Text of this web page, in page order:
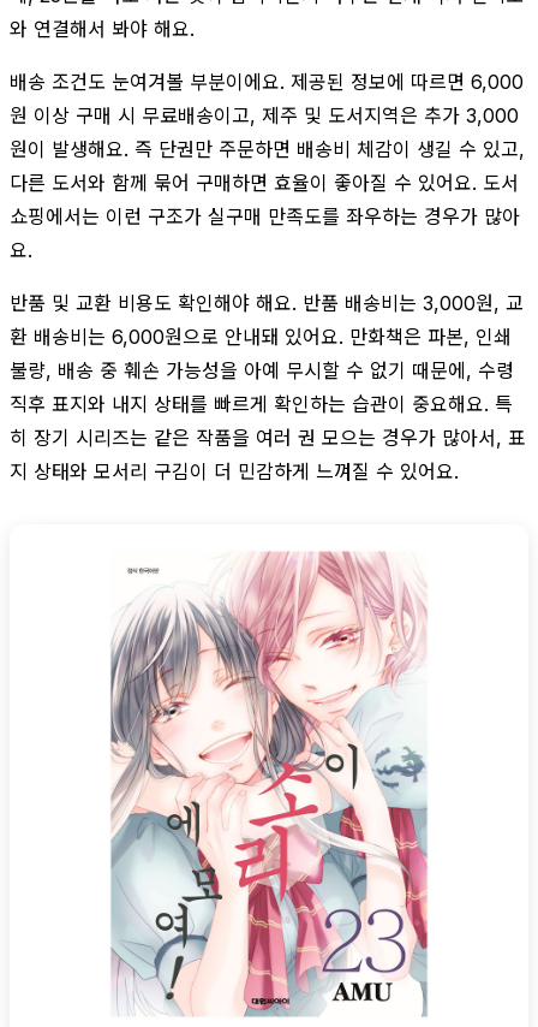
와 연결해서 봐야 해요.
배송 조건도 눈여겨볼 부분이에요. 제공된 정보에 따르면 6,000
원 이상 구매 시 무료배송이고, 제주 및 도서지역은 추가 3,000
원이 발생해요. 즉 단권만 주문하면 배송비 체감이 생길 수 있고,
다른 도서와 함께 묶어 구매하면 효율이 좋아질 수 있어요. 도서
쇼핑에서는 이런 구조가 실구매 만족도를 좌우하는 경우가 많아
요.
반품 및 교환 비용도 확인해야 해요. 반품 배송비는 3,000원, 교
환 배송비는 6,000원으로 안내돼 있어요. 만화책은 파본, 인쇄
불량, 배송 중 훼손 가능성을 아예 무시할 수 없기 때문에, 수령
직후 표지와 내지 상태를 빠르게 확인하는 습관이 중요해요. 특
히 장기 시리즈는 같은 작품을 여러 권 모으는 경우가 많아서, 표
지 상태와 모서리 구김이 더 민감하게 느껴질 수 있어요.